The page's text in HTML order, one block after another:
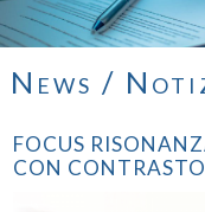
News /
FOCUS
CON